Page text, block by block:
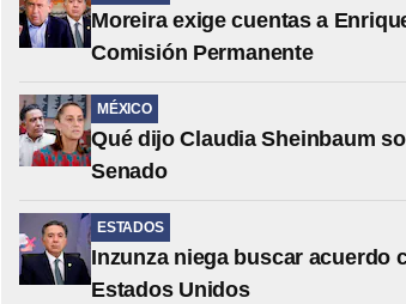
Moreira exige cuentas a
Comisión Permanente
MÉXICO
Qué dijo Claudia Sheinbaum
Senado
ESTADOS
Inzunza niega buscar acuerdo
Estados Unidos